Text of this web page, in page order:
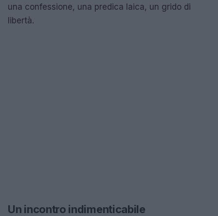
una confessione, una predica laica, un grido di
libertà.
Un incontro indimenticabile